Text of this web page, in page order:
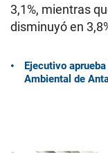
3,1%, mientras
disminuyó en
Ejecutivo
Ambiental de